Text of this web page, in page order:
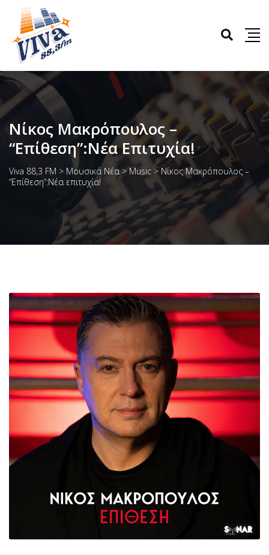
Νίκος Μακρόπουλος –
“Επίθεση”:Νέα Επιτυχία!
Viva 88,3 FM > Μουσικά Νέα>Music > Νίκος Μακρόπουλος –
“Επίθεση”:Νέα επιτυχία!